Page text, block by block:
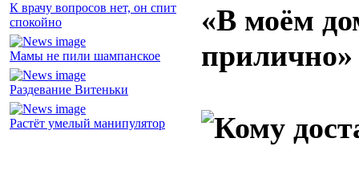
К врачу вопросов нет, он спит
спокойно
Мамы не пили шампанское
Раздевание Витеньки
Растёт умелый манипулятор
«В моём
прилично»